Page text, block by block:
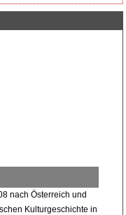
nach Österreich und
Kulturgeschichte in